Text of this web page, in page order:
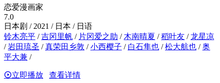
恋爱漫画家
7.0
日本剧 / 2021 / 日本 / 日语
铃木亮平 /吉冈里帆 / 片冈爱之助 / 木南晴夏 /稻叶友 /龙星凉
/岩田琉圣 /真荣田乡敦 /小西樱子 / 白石隼也 /松大航也 /奥
平大兼 /
立即播放 查看详情